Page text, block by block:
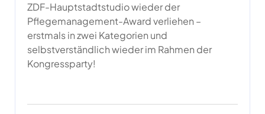
ZDF-Hauptstadtstudio wieder der
Pflegemanagement-Award verliehen –
erstmals in zwei Kategorien und
selbstverständlich wieder im Rahmen der
Kongressparty!